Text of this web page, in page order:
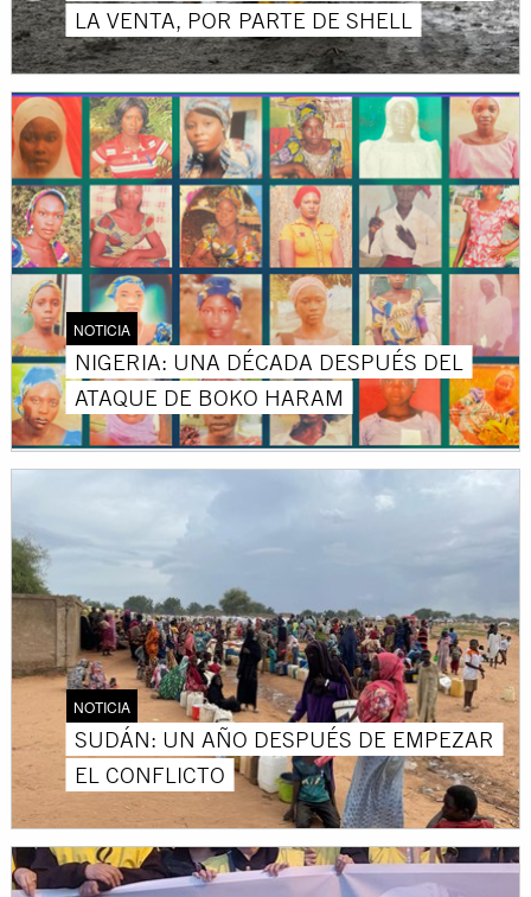
LA VENTA, POR PARTE DE SHELL
NOTICIA
NIGERIA: UNA DÉCADA DESPUÉS DEL
ATAQUE DE BOKO HARAM
NOTICIA
SUDÁN: UN AÑO DESPUÉS DE EMPEZAR
EL CONFLICTO